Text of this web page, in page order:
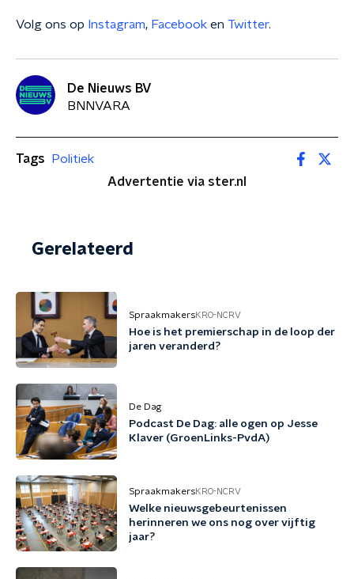
Volg ons op Instagram, Facebook en Twitter.
De Nieuws BV
BNNVARA
Tags
Politiek
Advertentie via ster.nl
Gerelateerd
SpraakmakersKRO-NCRV
Hoe is het premierschap in de loop der
jaren veranderd?
De Dag
Podcast De Dag: alle ogen op Jesse
Klaver (GroenLinks-PvdA)
SpraakmakersKRO-NCRV
Welke nieuwsgebeurtenissen
herinneren we ons nog over vijftig
jaar?